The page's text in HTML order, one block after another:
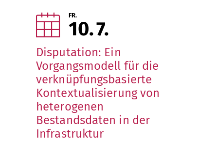
FR.
10 7
Disputation: Ein
Vorgangsmodell für die
verknüpfungsbasierte
Kontextualisierung von
heterogenen
Bestandsdaten in der
Infrastruktur